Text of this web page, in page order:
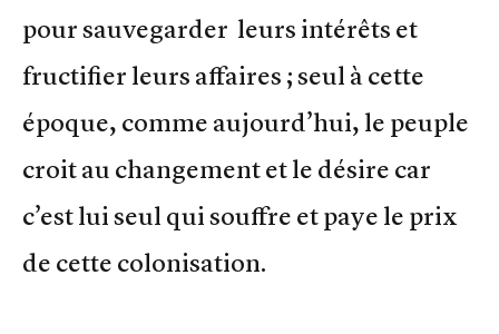
pour sauvegarder leurs intérêts et
fructifier leurs affaires ; seul à cette
époque, comme aujourd’hui, le peuple
croit au changement et le désire car
c’est lui seul qui souffre et paye le prix
de cette colonisation.